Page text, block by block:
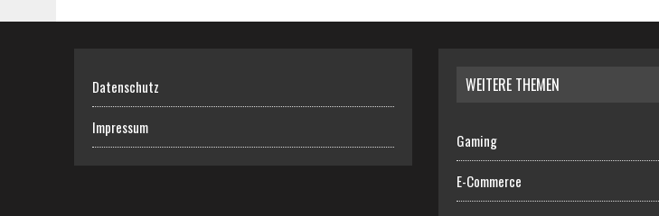
Datenschutz
Impressum
WEITERE THEMEN
Gaming
E-Commerce